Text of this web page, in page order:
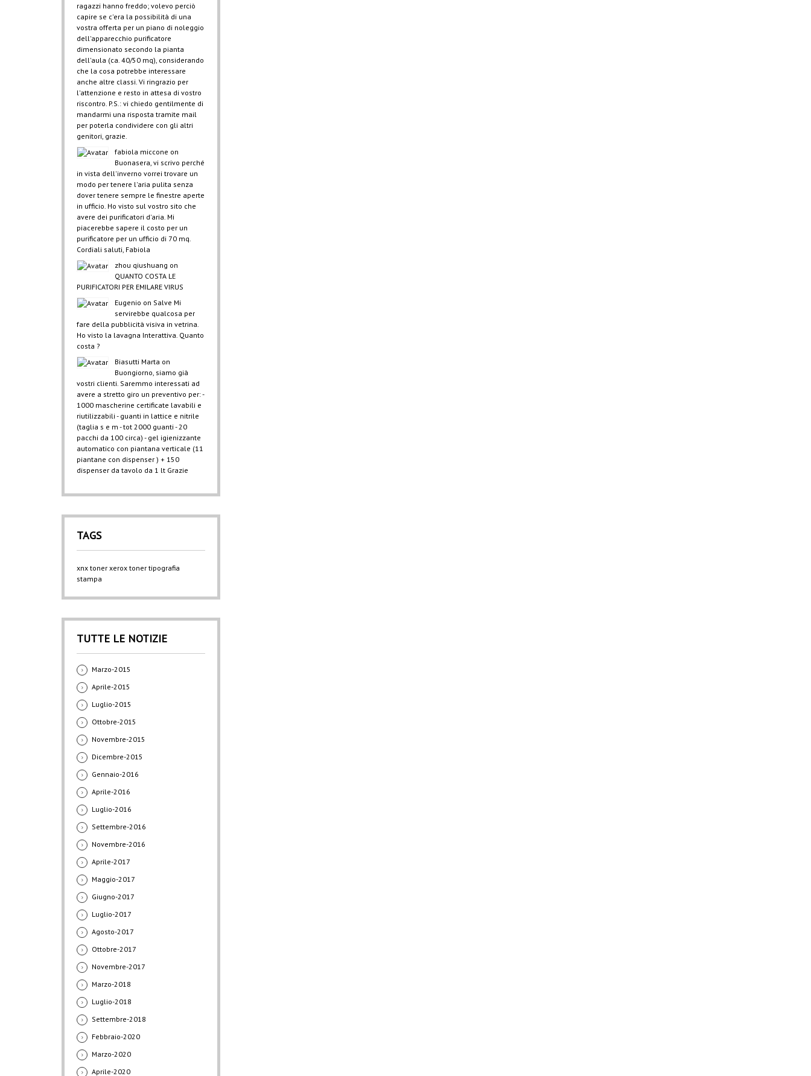
ragazzi hanno freddo; volevo perciò
capire se c'era la possibilità di una
vostra offerta per un piano di noleggio
dell'apparecchio purificatore
dimensionato secondo la pianta
dell'aula (ca. 40/50 mq), considerando
che la cosa potrebbe interessare
anche altre classi. Vi ringrazio per
l'attenzione e resto in attesa di vostro
riscontro. P.S.: vi chiedo gentilmente di
mandarmi una risposta tramite mail
per poterla condividere con gli altri
genitori, grazie.
fabiola miccone on
Buonasera, vi scrivo perché
in vista dell'inverno vorrei trovare un
modo per tenere l'aria pulita senza
dover tenere sempre le finestre aperte
in ufficio. Ho visto sul vostro sito che
avere dei purificatori d'aria. Mi
piacerebbe sapere il costo per un
purificatore per un ufficio di 70 mq.
Cordiali saluti, Fabiola
zhou qiushuang on
QUANTO COSTA LE
PURIFICATORI PER EMILARE VIRUS
Eugenio on Salve Mi
servirebbe qualcosa per
fare della pubblicità visiva in vetrina.
Ho visto la lavagna Interattiva. Quanto
costa ?
Biasutti Marta on
Buongiorno, siamo già
vostri clienti. Saremmo interessati ad
avere a stretto giro un preventivo per: -
1000 mascherine certificate lavabili e
riutilizzabili - guanti in lattice e nitrile
(taglia s e m - tot 2000 guanti - 20
pacchi da 100 circa) - gel igienizzante
automatico con piantana verticale (11
piantane con dispenser ) + 150
dispenser da tavolo da 1 lt Grazie
TAGS
xnx toner xerox toner tipografia
stampa
TUTTE LE NOTIZIE
Marzo-2015
Aprile-2015
Luglio-2015
Ottobre-2015
Novembre-2015
Dicembre-2015
Gennaio-2016
Aprile-2016
Luglio-2016
Settembre-2016
Novembre-2016
Aprile-2017
Maggio-2017
Giugno-2017
Luglio-2017
Agosto-2017
Ottobre-2017
Novembre-2017
Marzo-2018
Luglio-2018
Settembre-2018
Febbraio-2020
Marzo-2020
Aprile-2020